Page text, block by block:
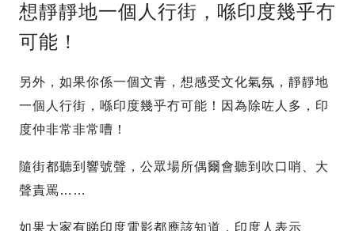
想靜靜地一個人行街，喺印度幾乎冇
可能！
另外，如果你係一個文青，想感受文化氣氛，靜靜地
一個人行街，喺印度幾乎冇可能！因為除咗人多，印
度仲非常非常嘈！
隨街都聽到響號聲，公眾場所偶爾會聽到吹口哨、大
聲責罵……
如果大家有睇印度電影都應該知道，印度人表示